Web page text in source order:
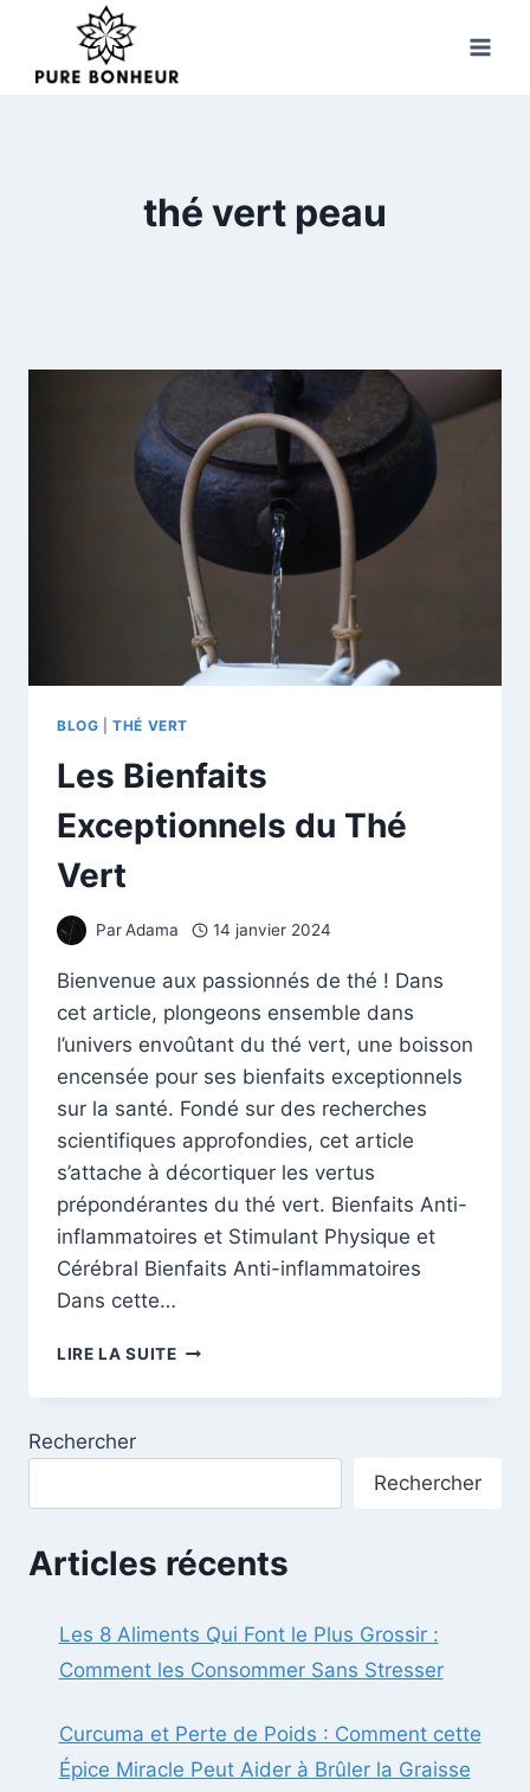
content
thé vert peau
BLOG |THÉ VERT
Les Bienfaits
Exceptionnels du Thé
Vert
ParAdama 14 janvier 2024
Bienvenue aux passionnés de thé ! Dans
cet article, plongeons ensemble dans
l’univers envoûtant du thé vert, une boisson
encensée pour ses bienfaits exceptionnels
sur la santé. Fondé sur des recherches
scientifiques approfondies, cet article
s’attache à décortiquer les vertus
prépondérantes du thé vert. Bienfaits Anti-
inflammatoires et Stimulant Physique et
Cérébral Bienfaits Anti-inflammatoires
Dans cette…
LIRE LA SUITELES
EXCEPTIONNELS
Rechercher
Rechercher
Articles récents
Les 8 Aliments Qui Font le Plus Grossir :
Comment les Consommer Sans Stresser
Curcuma et Perte de Poids : Comment cette
Épice Miracle Peut Aider à Brûler la Graisse